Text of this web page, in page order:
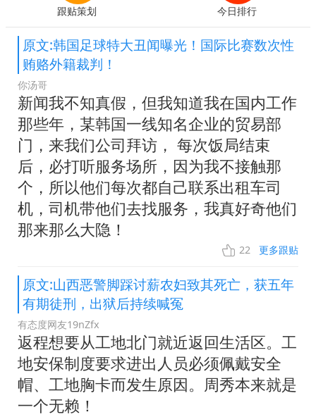
跟贴策划 今日排行
原文:韩国足球特大丑闻曝光！国际比赛数次性
贿赂外籍裁判！
你汤哥
新闻我不知真假，但我知道我在国内工作
那些年，某韩国一线知名企业的贸易部
门，来我们公司拜访， 每次饭局结束
后，必打听服务场所，因为我不接触那
个，所以他们每次都自己联系出租车司
机，司机带他们去找服务，我真好奇他们
那来那么大隐！
22 更多跟贴
原文:山西恶警脚踩讨薪农妇致其死亡，获五年
有期徒刑，出狱后持续喊冤
有态度网友19nZfx
返程想要从工地北门就近返回生活区。工
地安保制度要求进出人员必须佩戴安全
帽、工地胸卡而发生原因。周秀本来就是
一个无赖！